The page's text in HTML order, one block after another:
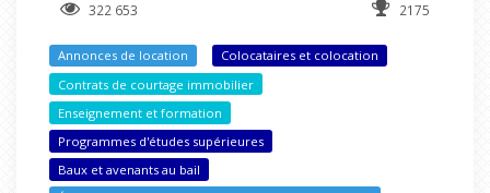
322 653 2175
Annonces de location
Colocataires et colocation
Contrats de courtage immobilier
Enseignement et formation
Programmes d'études supérieures
Baux et avenants au bail